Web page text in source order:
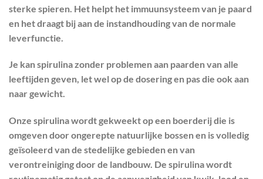
sterke spieren. Het helpt het immuunsysteem van je paard
en het draagt bij aan de instandhouding van de normale
leverfunctie.
Je kan spirulina zonder problemen aan paarden van alle
leeftijden geven, let wel op de dosering en pas die ook aan
naar gewicht.
Onze spirulina wordt gekweekt op een boerderij die is
omgeven door ongerepte natuurlijke bossen en is volledig
geïsoleerd van de stedelijke gebieden en van
verontreiniging door de landbouw. De spirulina wordt